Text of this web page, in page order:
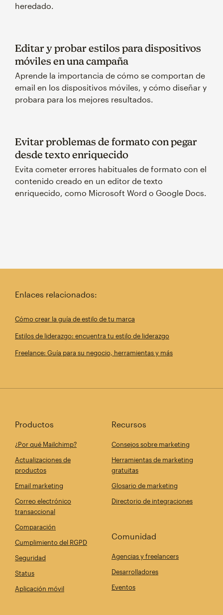
heredado.
Editar y probar estilos para dispositivos
móviles en una campaña
Aprende la importancia de cómo se comportan de
email en los dispositivos móviles, y cómo diseñar y
probara para los mejores resultados.
Evitar problemas de formato con pegar
desde texto enriquecido
Evita cometer errores habituales de formato con el
contenido creado en un editor de texto
enriquecido, como Microsoft Word o Google Docs.
Enlaces relacionados:
Cómo crear la guía de estilo de tu marca
Estilos de liderazgo: encuentra tu estilo de liderazgo
Freelance: Guía para su negocio, herramientas y más
Productos
¿Por qué Mailchimp?
Actualizaciones de
productos
Email marketing
Correo electrónico
transaccional
Comparación
Cumplimiento del RGPD
Seguridad
Status
Aplicación móvil
Recursos
Consejos sobre marketing
Herramientas de marketing
gratuitas
Glosario de marketing
Directorio de integraciones
Comunidad
Agencias y freelancers
Desarrolladores
Eventos